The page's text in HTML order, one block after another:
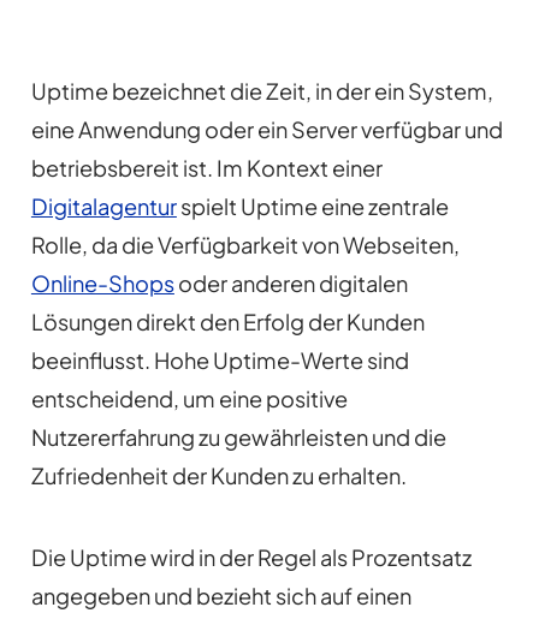
Uptime bezeichnet die Zeit, in der ein System,
eine Anwendung oder ein Server verfügbar und
betriebsbereit ist. Im Kontext einer
Digitalagenturspielt Uptime eine zentrale
Rolle, da die Verfügbarkeit von Webseiten,
Online-Shopsoder anderen digitalen
Lösungen direkt den Erfolg der Kunden
beeinflusst. Hohe Uptime-Werte sind
entscheidend, um eine positive
Nutzererfahrung zu gewährleisten und die
Zufriedenheit der Kunden zu erhalten.
Die Uptime wird in der Regel als Prozentsatz
angegeben und bezieht sich auf einen